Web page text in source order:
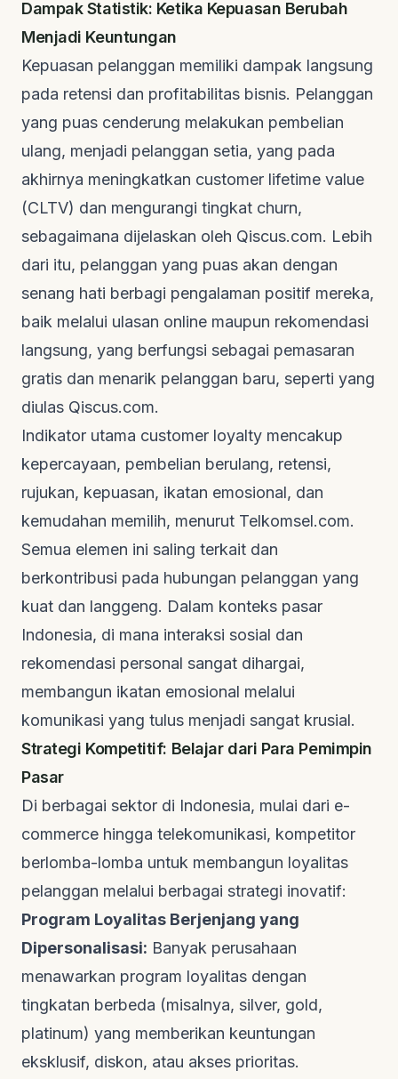
Dampak Statistik: Ketika Kepuasan Berubah
Menjadi Keuntungan
Kepuasan pelanggan memiliki dampak langsung
pada retensi dan profitabilitas bisnis. Pelanggan
yang puas cenderung melakukan pembelian
ulang, menjadi pelanggan setia, yang pada
akhirnya meningkatkan customer lifetime value
(CLTV) dan mengurangi tingkat churn,
sebagaimana dijelaskan oleh Qiscus.com. Lebih
dari itu, pelanggan yang puas akan dengan
senang hati berbagi pengalaman positif mereka,
baik melalui ulasan online maupun rekomendasi
langsung, yang berfungsi sebagai pemasaran
gratis dan menarik pelanggan baru, seperti yang
diulas Qiscus.com.
Indikator utama customer loyalty mencakup
kepercayaan, pembelian berulang, retensi,
rujukan, kepuasan, ikatan emosional, dan
kemudahan memilih, menurut Telkomsel.com.
Semua elemen ini saling terkait dan
berkontribusi pada hubungan pelanggan yang
kuat dan langgeng. Dalam konteks pasar
Indonesia, di mana interaksi sosial dan
rekomendasi personal sangat dihargai,
membangun ikatan emosional melalui
komunikasi yang tulus menjadi sangat krusial.
Strategi Kompetitif: Belajar dari Para Pemimpin
Pasar
Di berbagai sektor di Indonesia, mulai dari e-
commerce hingga telekomunikasi, kompetitor
berlomba-lomba untuk membangun loyalitas
pelanggan melalui berbagai strategi inovatif:
Program Loyalitas Berjenjang yang
Dipersonalisasi: Banyak perusahaan
menawarkan program loyalitas dengan
tingkatan berbeda (misalnya, silver, gold,
platinum) yang memberikan keuntungan
eksklusif, diskon, atau akses prioritas.